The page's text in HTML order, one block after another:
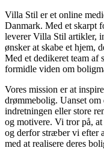
Villa Stil er et online
Danmark. Med et skarpt
leverer Villa Stil artikler,
ønsker at skabe et hjem,
Med et dedikeret team af
formidle viden om
Vores mission er at
drømmebolig. Uanset om
indretningen eller store
og motivere. Vi tror på,
og derfor stræber vi efter
med at realisere deres